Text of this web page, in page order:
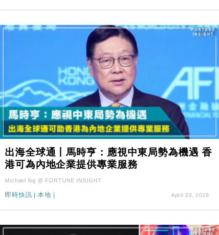
出海全球通丨馬時亨：應視中東局勢為機遇 香
港可為內地企業提供專業服務
Michael Ng @ FORTUNE INSIGHT
即時快訊 |本地 April 20, 2026